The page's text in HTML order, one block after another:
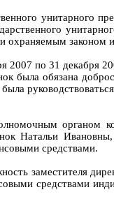
унитарного
охраняемым законом
2007 по 31 декабря
была обязана
органом
Натальи
средствами.
заместителя
средствами